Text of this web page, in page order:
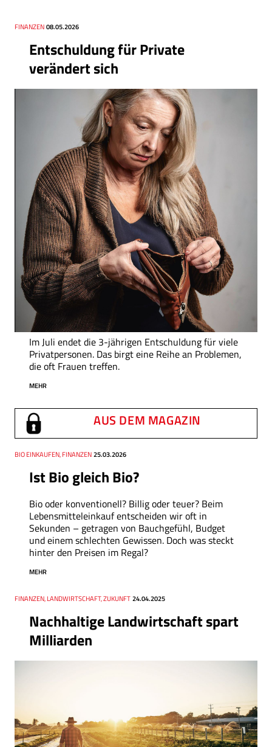
Entschuldung für Private
verändert sich
Thema
FINANZEN
Datum 08.05.2026
Im Juli endet die 3-jährigen Entschuldung für viele
Privatpersonen. Das birgt eine Reihe an Problemen,
die oft Frauen treffen.
MEHR
AUS DEM MAGAZIN
Ist Bio gleich Bio?
Thema
BIO EINKAUFEN, FINANZEN
Datum 25.03.2026
Bio oder konventionell? Billig oder teuer? Beim
Lebensmitteleinkauf entscheiden wir oft in
Sekunden – getragen von Bauchgefühl, Budget
und einem schlechten Gewissen. Doch was steckt
hinter den Preisen im Regal?
MEHR
Nachhaltige Landwirtschaft spart
Milliarden
Thema
FINANZEN, LANDWIRTSCHAFT, ZUKUNFT
Datum 24.04.2025